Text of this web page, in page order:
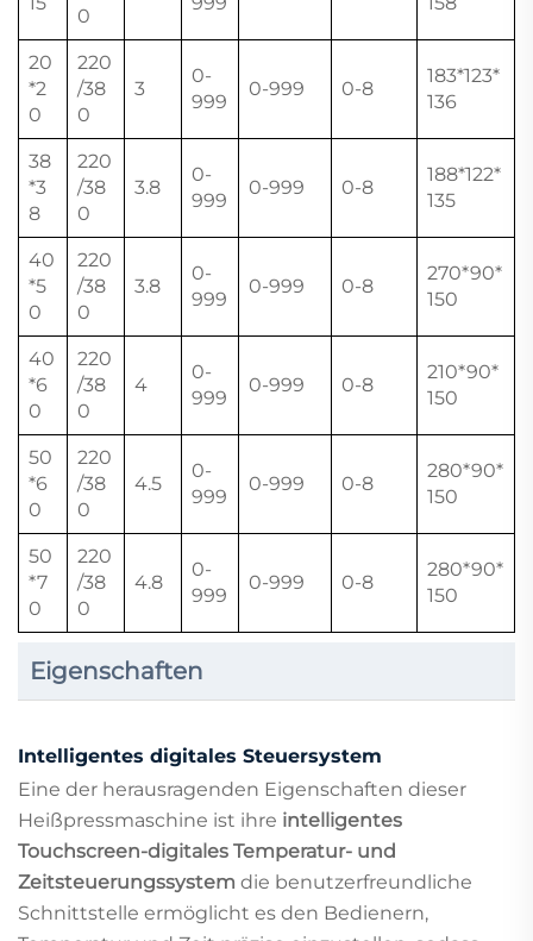
0
20
*2
0
220
/38
0
3
0-
999
0-999 0-8
183*123*
136
38
*3
8
220
/38
0
3.8
0-
999
0-999 0-8
188*122*
135
40
*5
0
220
/38
0
3.8
0-
999
0-999 0-8
270*90*
150
40
*6
0
220
/38
0
4
0-
999
0-999 0-8
210*90*
150
50
*6
0
220
/38
0
4.5
0-
999
0-999 0-8
280*90*
150
50
*7
0
220
/38
0
4.8
0-
999
0-999 0-8
280*90*
150
Eigenschaften
Intelligentes digitales Steuersystem
Eine der herausragenden Eigenschaften dieser
Heißpressmaschine ist ihre intelligentes
Touchscreen-digitales Temperatur- und
Zeitsteuerungssystem die benutzerfreundliche
Schnittstelle ermöglicht es den Bedienern,